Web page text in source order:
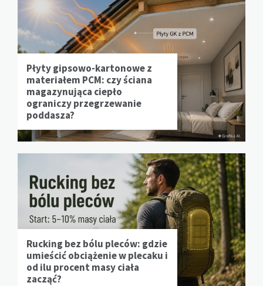
Płyty gipsowo-kartonowe z
materiałem PCM: czy ściana
magazynująca ciepło
ograniczy przegrzewanie
poddasza?
Rucking bez bólu pleców: gdzie
umieścić obciążenie w plecaku i
od ilu procent masy ciała
zacząć?